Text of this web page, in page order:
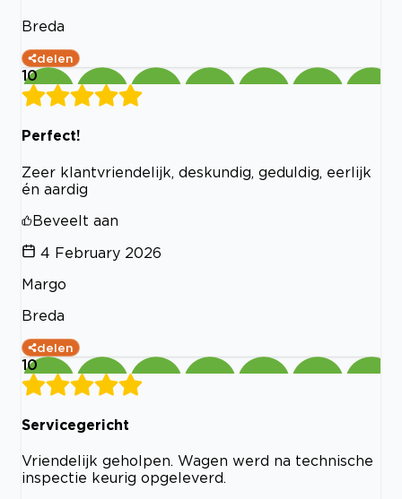
Breda
delen
10
Perfect!
Zeer klantvriendelijk, deskundig, geduldig, eerlijk
én aardig
Beveelt aan
4 February 2026
Margo
Breda
delen
10
Servicegericht
Vriendelijk geholpen. Wagen werd na technische
inspectie keurig opgeleverd.